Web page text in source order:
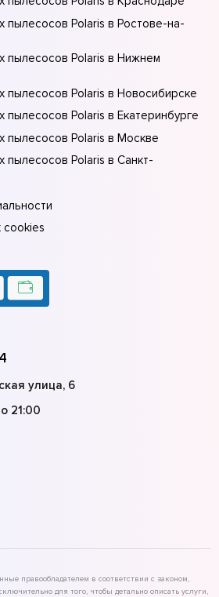
пылесосов Polaris в Ростове-на-
пылесосов Polaris в Нижнем
пылесосов Polaris в Новосибирске
пылесосов Polaris в Екатеринбурге
пылесосов Polaris в Москве
пылесосов Polaris в Санкт-
cookies
улица, 6
21:00
правообладателем в соответствии с законом,
для того, чтобы детально описать услуги,